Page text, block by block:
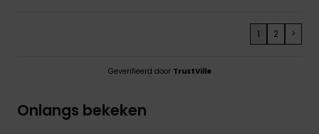
1 2 >
Geverifieerd door TrustVille
Onlangs bekeken